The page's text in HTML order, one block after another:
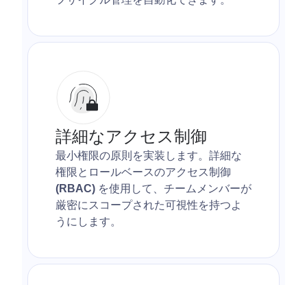
詳細なアクセス制御
最小権限の原則を実装します。詳細な
権限とロールベースのアクセス制御
(RBAC) を使用して、チームメンバーが
厳密にスコープされた可視性を持つよ
うにします。